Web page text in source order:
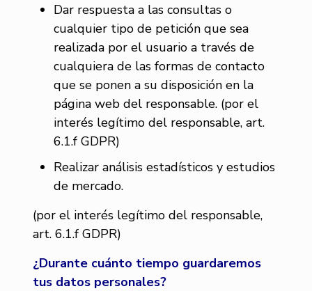
Dar respuesta a las consultas o
cualquier tipo de petición que sea
realizada por el usuario a través de
cualquiera de las formas de contacto
que se ponen a su disposición en la
página web del responsable. (por el
interés legítimo del responsable, art.
6.1.f GDPR)
Realizar análisis estadísticos y estudios
de mercado.
(por el interés legítimo del responsable,
art. 6.1.f GDPR)
¿Durante cuánto tiempo guardaremos
tus datos personales?